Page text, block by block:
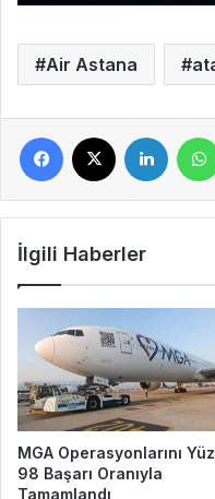
Air Astana
Facebook LinkedIn
İlgili Haberler
MGA Operasyonlarını
98 Başarı Oranıyla
Tamamlandı